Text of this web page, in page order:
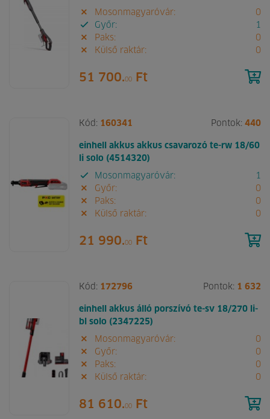
Mosonmagyaróvár:
0
Győr:
1
Paks:
0
Külső raktár:
0
51 700.00 Ft
Kód: 160341 Pontok: 440
einhell akkus akkus csavarozó te-rw 18/60
li solo (4514320)
Mosonmagyaróvár:
1
Győr:
0
Paks:
0
Külső raktár:
0
21 990.00 Ft
Kód: 172796 Pontok: 1 632
einhell akkus álló porszívó te-sv 18/270 li-
bl solo (2347225)
Mosonmagyaróvár:
0
Győr:
0
Paks:
0
Külső raktár:
0
81 610.00 Ft